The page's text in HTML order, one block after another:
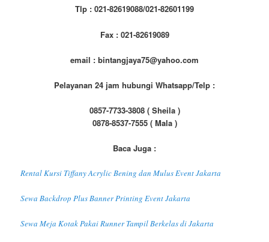
Tlp : 021-82619088/021-82601199
Fax : 021-82619089
email : bintangjaya75@yahoo.com
Pelayanan 24 jam hubungi Whatsapp/Telp :
0857-7733-3808 ( Sheila )
0878-8537-7555 ( Mala )
Baca Juga :
Rental Kursi Tiffany Acrylic Bening dan Mulus Event Jakarta
Sewa Backdrop Plus Banner Printing Event Jakarta
Sewa Meja Kotak Pakai Runner Tampil Berkelas di Jakarta